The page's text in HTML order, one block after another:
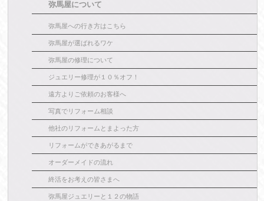
弥馬屋について
弥馬屋への行き方はこちら
弥馬屋が選ばれるワケ
弥馬屋の修理について
ジュエリー修理が１０％オフ！
遠方よりご依頼のお客様へ
写真でリフォーム相談
他社のリフォームとまよった方
リフォームができあがるまで
オーダーメイドの流れ
終活をお考えの皆さまへ
弥馬屋ジュエリーと１２の物語